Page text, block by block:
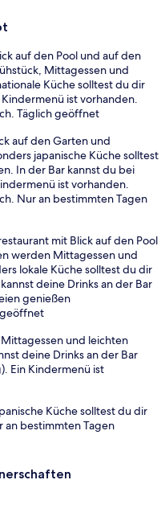
auf den Pool und auf den
Mittagessen und
Küche solltest du dir
ist vorhanden.
Täglich geöffnet
auf den Garten und
japanische Küche solltest
In der Bar kannst du bei
ist vorhanden.
Nur an bestimmten Tagen
mit Blick auf den Pool
werden Mittagessen und
lokale Küche solltest du dir
deine Drinks an der Bar
genießen
Mittagessen und leichten
deine Drinks an der Bar
Ein Kindermenü ist
Küche solltest du dir
an bestimmten Tagen